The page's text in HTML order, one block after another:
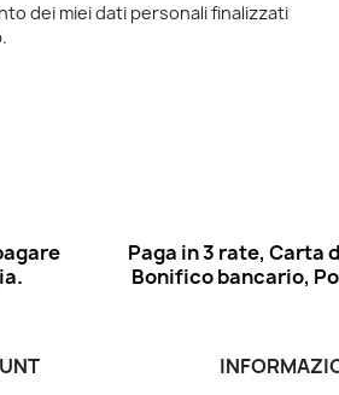
dei miei dati personali finalizzati
Paga in 3 rate, Carta
Bonifico bancario,